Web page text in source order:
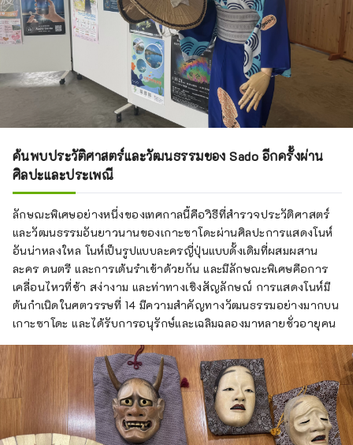
ค้นพบประวัติศาสตร์และวัฒนธรรมของ Sado อีกครั้งผ่าน
ศิลปะและประเพณี
ลักษณะพิเศษอย่างหนึ่งของเทศกาลนี้คือวิธีที่สำรวจประวัติศาสตร์
และวัฒนธรรมอันยาวนานของเกาะซาโดะผ่านศิลปะการแสดงโนห์
อันน่าหลงใหล โนห์เป็นรูปแบบละครญี่ปุ่นแบบดั้งเดิมที่ผสมผสาน
ละคร ดนตรี และการเต้นรำเข้าด้วยกัน และมีลักษณะพิเศษคือการ
เคลื่อนไหวที่ช้า สง่างาม และท่าทางเชิงสัญลักษณ์ การแสดงโนห์มี
ต้นกำเนิดในศตวรรษที่ 14 มีความสำคัญทางวัฒนธรรมอย่างมากบน
เกาะซาโดะ และได้รับการอนุรักษ์และเฉลิมฉลองมาหลายชั่วอายุคน